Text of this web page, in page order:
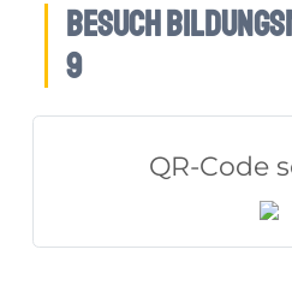
Besuch
9
QR-Code